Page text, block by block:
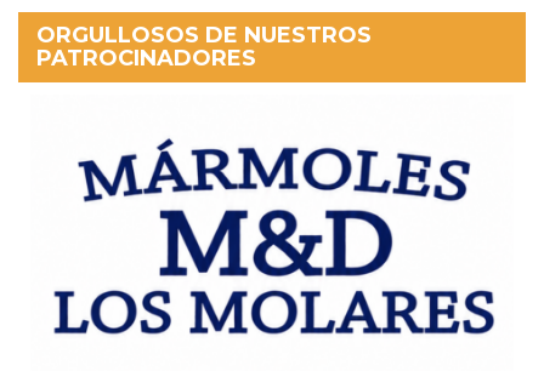
ORGULLOSOS DE NUESTROS
PATROCINADORES